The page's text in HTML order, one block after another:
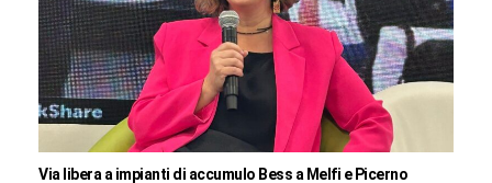
Via libera a impianti di accumulo Bess a Melfi e Picerno